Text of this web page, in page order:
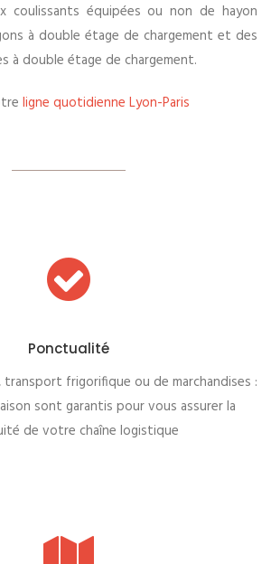
coulissants équipées ou non de hayon
à double étage de chargement et des
à double étage de chargement.
ligne quotidienne Lyon-Paris
Ponctualité
frigorifique ou de marchandises :
sont garantis pour vous assurer la
de votre chaîne logistique